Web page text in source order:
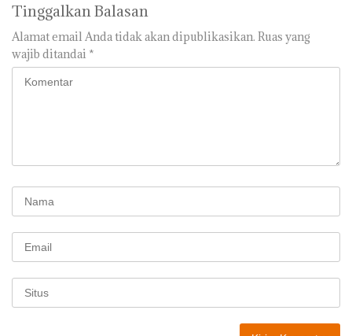
Tinggalkan Balasan
Alamat email Anda tidak akan dipublikasikan. Ruas yang
wajib ditandai *